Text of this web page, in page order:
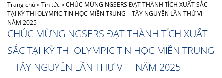
Trang chủ»Tin tức»CHÚC MỪNG NGSERS ĐẠT THÀNH TÍCH XUẤT SẮC
TẠI KỲ THI OLYMPIC TIN HỌC MIỀN TRUNG – TÂY NGUYÊN LẦN THỨ VI –
NĂM 2025
CHÚC MỪNG NGSERS ĐẠT THÀNH TÍCH XUẤT
SẮC TẠI KỲ THI OLYMPIC TIN HỌC MIỀN TRUNG
– TÂY NGUYÊN LẦN THỨ VI – NĂM 2025